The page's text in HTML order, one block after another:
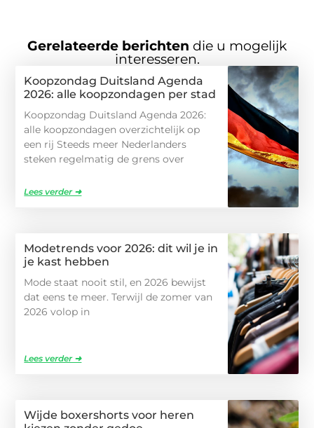
Gerelateerde berichten die u mogelijk
interesseren.
Koopzondag Duitsland Agenda
2026: alle koopzondagen per stad
Koopzondag Duitsland Agenda 2026:
alle koopzondagen overzichtelijk op
een rij Steeds meer Nederlanders
steken regelmatig de grens over
Lees verder ➜
Modetrends voor 2026: dit wil je in
je kast hebben
Mode staat nooit stil, en 2026 bewijst
dat eens te meer. Terwijl de zomer van
2026 volop in
Lees verder ➜
Wijde boxershorts voor heren